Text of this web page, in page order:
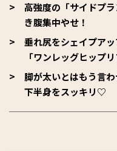
高強度の「サイドプ
き腹集中やせ！
垂れ尻をシェイプア
「ワンレッグヒップリ
脚が太いとはもう言
下半身をスッキリ♡